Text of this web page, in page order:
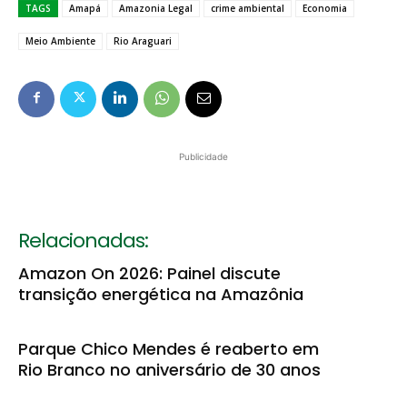
TAGS Amapá Amazonia Legal crime ambiental Economia
Meio Ambiente Rio Araguari
Publicidade
Relacionadas:
Amazon On 2026: Painel discute
transição energética na Amazônia
Parque Chico Mendes é reaberto em
Rio Branco no aniversário de 30 anos